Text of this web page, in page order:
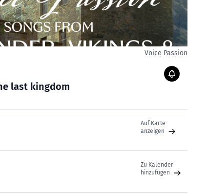
Voice Passion
last kingdom
Auf Karte
anzeigen
Zu Kalender
hinzufügen